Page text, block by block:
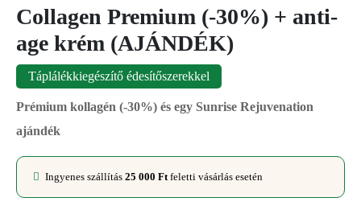
Collagen Premium (-30%) + anti-
age krém (AJÁNDÉK)
Táplálékkiegészítő édesítőszerekkel
Prémium kollagén (-30%) és egy Sunrise Rejuvenation
ajándék
Ingyenes szállítás 25 000 Ftfeletti vásárlás esetén